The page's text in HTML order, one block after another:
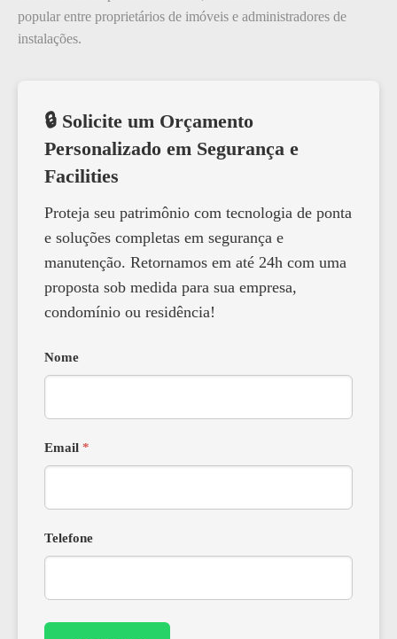
popular entre proprietários de imóveis e administradores de
instalações.
🔒 Solicite um Orçamento
Personalizado em Segurança e
Facilities
Proteja seu patrimônio com tecnologia de ponta
e soluções completas em segurança e
manutenção. Retornamos em até 24h com uma
proposta sob medida para sua empresa,
condomínio ou residência!
Nome
Email *
Telefone